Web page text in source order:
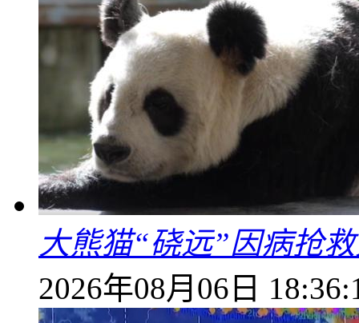
大熊猫“硗远”因病抢
2026年08月06日